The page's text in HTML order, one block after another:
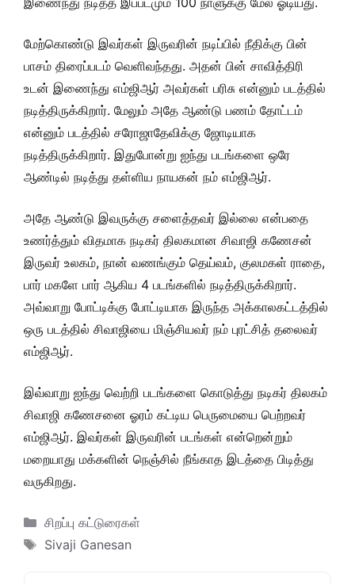
மேற்கொண்டு இவர்கள் இருவரின் நடிப்பில் நீதிக்கு பின்
பாசம் திரைப்படம் வெளிவந்தது. அதன் பின் சாவித்திரி
உடன் இணைந்து எம்ஜிஆர் அவர்கள் பரிசு என்னும் படத்தில்
நடித்திருக்கிறார். மேலும் அதே ஆண்டு பணம் தோட்டம்
என்னும் படத்தில் சரோஜாதேவிக்கு ஜோடியாக
நடித்திருக்கிறார். இதுபோன்று ஐந்து படங்களை ஒரே
ஆண்டில் நடித்து தள்ளிய நாயகன் நம் எம்ஜிஆர்.
அதே ஆண்டு இவருக்கு சளைத்தவர் இல்லை என்பதை
உணர்த்தும் விதமாக நடிகர் திலகமான சிவாஜி கணேசன்
இருவர் உலகம், நான் வணங்கும் தெய்வம், குலமகள் ராதை,
பார் மகளே பார் ஆகிய 4 படங்களில் நடித்திருக்கிறார்.
அவ்வாறு போட்டிக்கு போட்டியாக இருந்த அக்காலகட்டத்தில்
ஒரு படத்தில் சிவாஜியை மிஞ்சியவர் நம் புரட்சித் தலைவர்
எம்ஜிஆர்.
இவ்வாறு ஐந்து வெற்றி படங்களை கொடுத்து நடிகர் திலகம்
சிவாஜி கணேசனை ஓரம் கட்டிய பெருமையை பெற்றவர்
எம்ஜிஆர். இவர்கள் இருவரின் படங்கள் என்றென்றும்
மறையாது மக்களின் நெஞ்சில் நீங்காத இடத்தை பிடித்து
வருகிறது.
Categories
சிறப்பு கட்டுரைகள்
Tags
Sivaji Ganesan